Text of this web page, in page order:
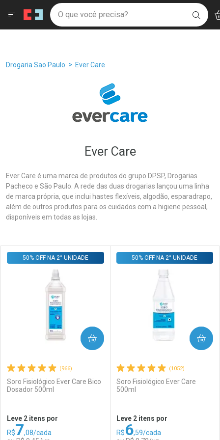
Drogaria São Paulo
Ir direto para a home
pela página
Ir direto para o conteúdo
Ir direto para a busca
Ir direto para a notificações
Faça a sua busca
O que você precisa?
Menu
Breadcrumb
Drogaria Sao Paulo Ever Care
Ever Care
Ever Care é uma marca de produtos do grupo DPSP, Drogarias
Pacheco e São Paulo. A rede das duas drogarias lançou uma linha
de marca própria, que inclui hastes flexíveis, algodão, esparadrapo,
além de outros produtos para os cuidados com a higiene pessoal,
disponíveis em todas as lojas.
Prateleira
(966)
Soro Fisiológico Ever Care Bico
Dosador 500ml
50% OFF NA 2° UNIDADE
Leve 2 itens por
R$7,08/cada
COMPRAR
(1052)
Soro Fisiológico Ever Care
500ml
50% OFF NA 2° UNIDADE
Leve 2 itens por
R$6,59/cada
COMPRAR
Âncoras
Filtros Ordenar por